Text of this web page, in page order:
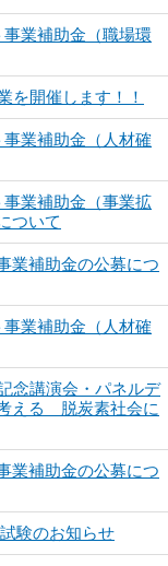
業補助金（職場環
を開催します！！
業補助金（人材確
業補助金（事業拡
ついて
業補助金の公募につ
業補助金（人材確
念講演会・パネルデ
える 脱炭素社会に
業補助金の公募につ
験のお知らせ